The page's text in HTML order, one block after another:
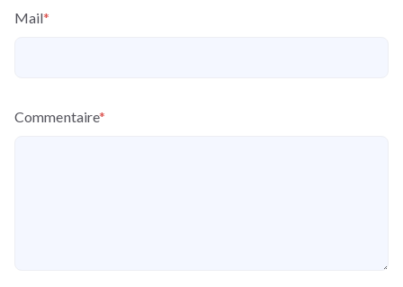
Mail*
Commentaire*